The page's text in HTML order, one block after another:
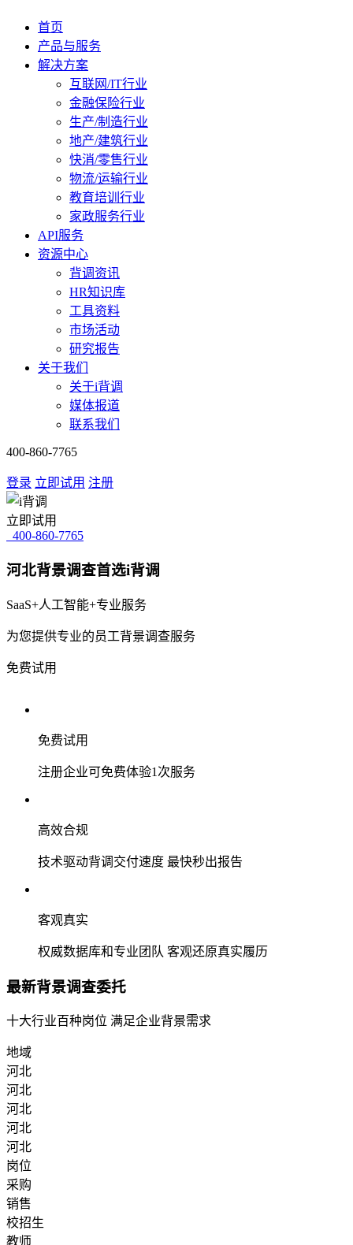
首页
产品与服务
解决方案
互联网/IT行业
金融保险行业
生产/制造行业
地产/建筑行业
快消/零售行业
物流/运输行业
教育培训行业
家政服务行业
API服务
资源中心
背调资讯
HR知识库
工具资料
市场活动
研究报告
关于我们
关于i背调
媒体报道
联系我们
400-860-7765
登录 立即试用 注册
立即试用
400-860-7765
河北背景调查首选i背调
SaaS+人工智能+专业服务
为您提供专业的员工背景调查服务
免费试用
免费试用
注册企业可免费体验1次服务
高效合规
技术驱动背调交付速度 最快秒出报告
客观真实
权威数据库和专业团队 客观还原真实履历
最新背景调查委托
十大行业百种岗位 满足企业背景需求
地域
河北
河北
河北
河北
河北
岗位
采购
销售
校招生
教师